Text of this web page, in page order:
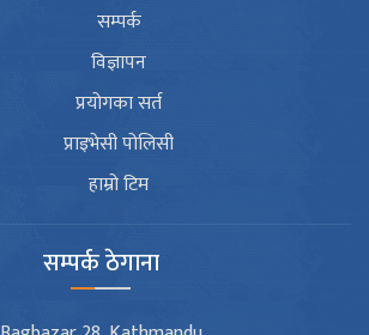
सम्पर्क
विज्ञापन
प्रयोगका सर्त
प्राइभेसी पोलिसी
हाम्रो टिम
सम्पर्क ठेगाना